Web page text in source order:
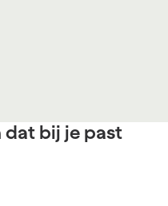
dat bij je past